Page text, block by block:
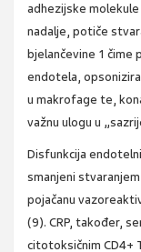
adhezijske molekule
nadalje, potiče
bjelančevine 1 čime
endotela,
u makrofage te,
važnu ulogu u
Disfunkcija
smanjeni
pojačanu
(9). CRP, također,
citotoksičnim CD4+